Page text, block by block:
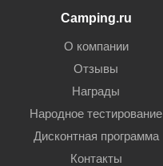
Camping.ru
О компании
Отзывы
Награды
Народное тестирование
Дисконтная программа
Контакты